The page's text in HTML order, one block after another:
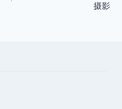
摄影